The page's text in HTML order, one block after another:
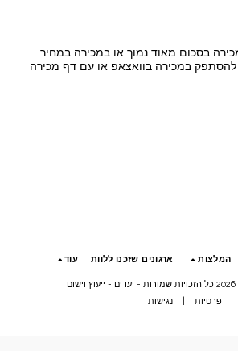
בסכום מאוד נמוך או במכירה במחיר
להסתפק במכירה בוואצאפ או עם דף מכירה
המלצות ארגונים שזכנו ללוות עוד
-
יעדים - ייעוץ וישום
פרטיות | נגישות